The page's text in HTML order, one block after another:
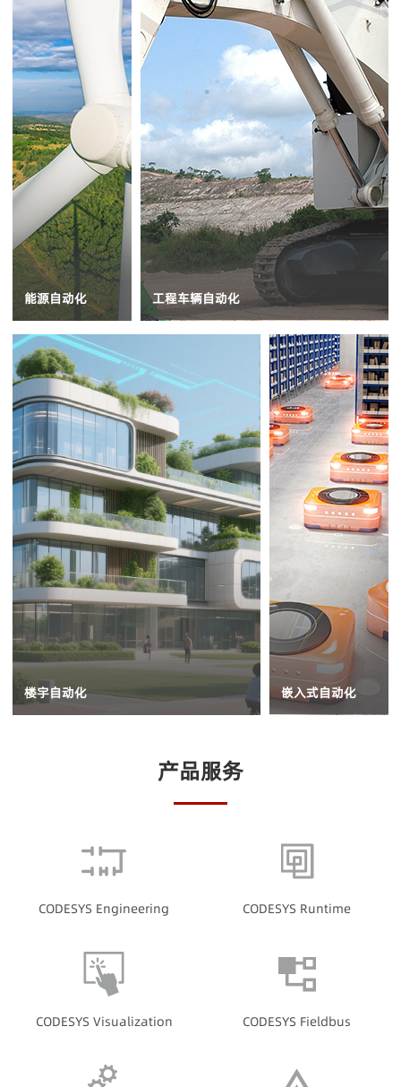
能源自动化 工程车辆自动化
楼宇自动化 嵌入式自动化
产品服务
CODESYS Engineering CODESYS Runtime
CODESYS Visualization CODESYS Fieldbus